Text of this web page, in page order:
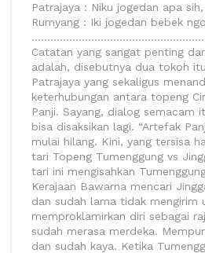
Patrajaya : Niku jogedan apa
Rumyang : Iki jogedan bebek
Catatan yang sangat penting
adalah, disebutnya dua tokoh
Patrajaya yang sekaligus
keterhubungan antara topeng
Panji. Sayang, dialog semacam
bisa disaksikan lagi. “Artefak
mulai hilang. Kini, yang tersisa
tari Topeng Tumenggung vs
tari ini mengisahkan
Kerajaan Bawarna mencari
dan sudah lama tidak mengirim
memproklamirkan diri sebagai
sudah merasa merdeka.
dan sudah kaya. Ketika